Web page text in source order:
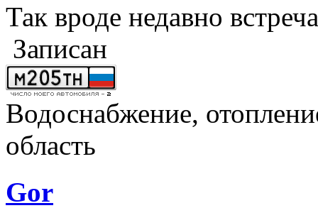
Так вроде недавно
Записан
Водоснабжение,
область
Gor